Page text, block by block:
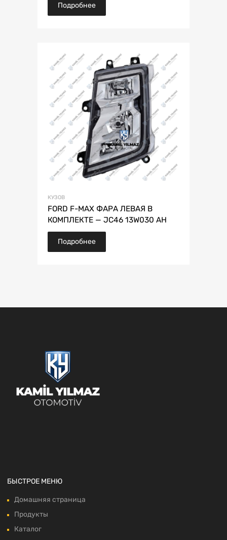
Подробнее
КУЗОВ
FORD F-MAX ФАРА ЛЕВАЯ В
КОМПЛЕКТЕ — JC46 13W030 AH
Подробнее
БЫСТРОЕ МЕНЮ
Домашняя страница
Продукты
Каталог